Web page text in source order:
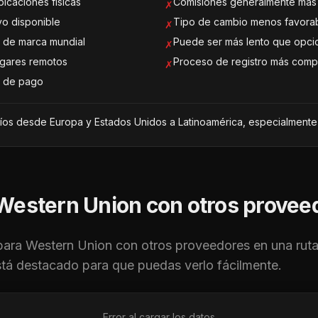
disponible
marca mundial
remotos
de pago
✗
✗Tipo de cambio menos
✗Puede ser más lento que
✗Proceso de registro más
desde Europa y Estados Unidos a Latinoamérica,
Union con otros
Western Union con otros proveedores en una
destacado para que puedas verlo fácilmente.